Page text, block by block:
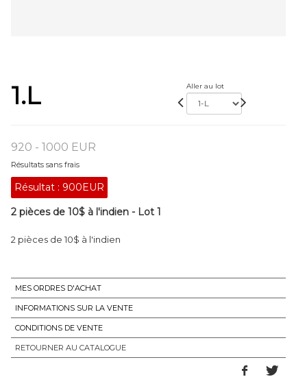
1.L Aller au lot
920 - 1000 EUR
Résultats sans frais
Résultat : 900EUR
2 pièces de 10$ à l'indien - Lot 1
2 pièces de 10$ à l'indien
MES ORDRES D'ACHAT
INFORMATIONS SUR LA VENTE
CONDITIONS DE VENTE
RETOURNER AU CATALOGUE